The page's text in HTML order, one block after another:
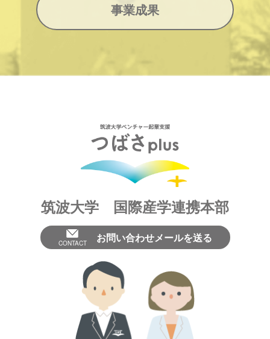
事業成果
筑波大学 国際産学連携本部
CONTACT お問い合わせメールを送る